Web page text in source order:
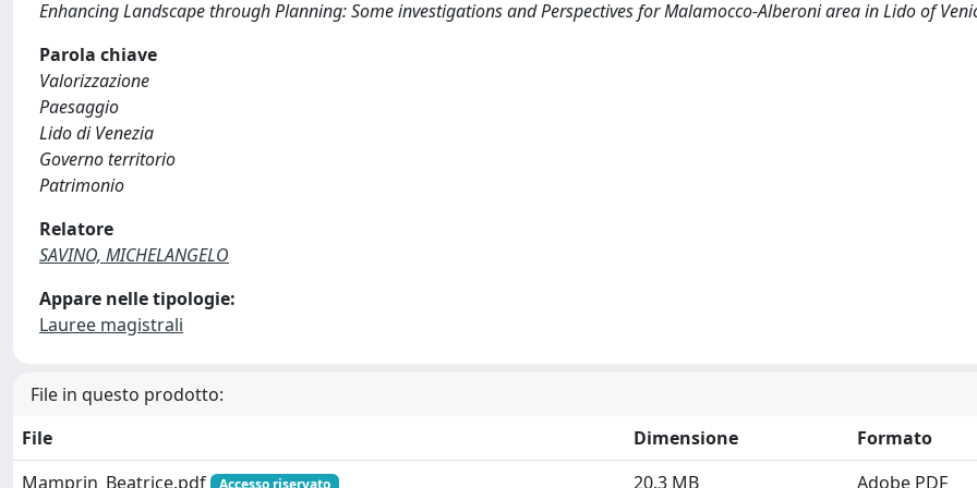
Enhancing Landscape through Planning: Some investigations and Perspectives for Malamocco-Alberoni area in Lido of
Parola chiave
Valorizzazione
Paesaggio
Lido di Venezia
Governo territorio
Patrimonio
Relatore
SAVINO, MICHELANGELO
Appare nelle tipologie:
Lauree magistrali
File in questo prodotto:
File
Dimensione
Formato
Mamprin_Beatrice.pdf
Accesso riservato 20.3 MB Adobe PDF